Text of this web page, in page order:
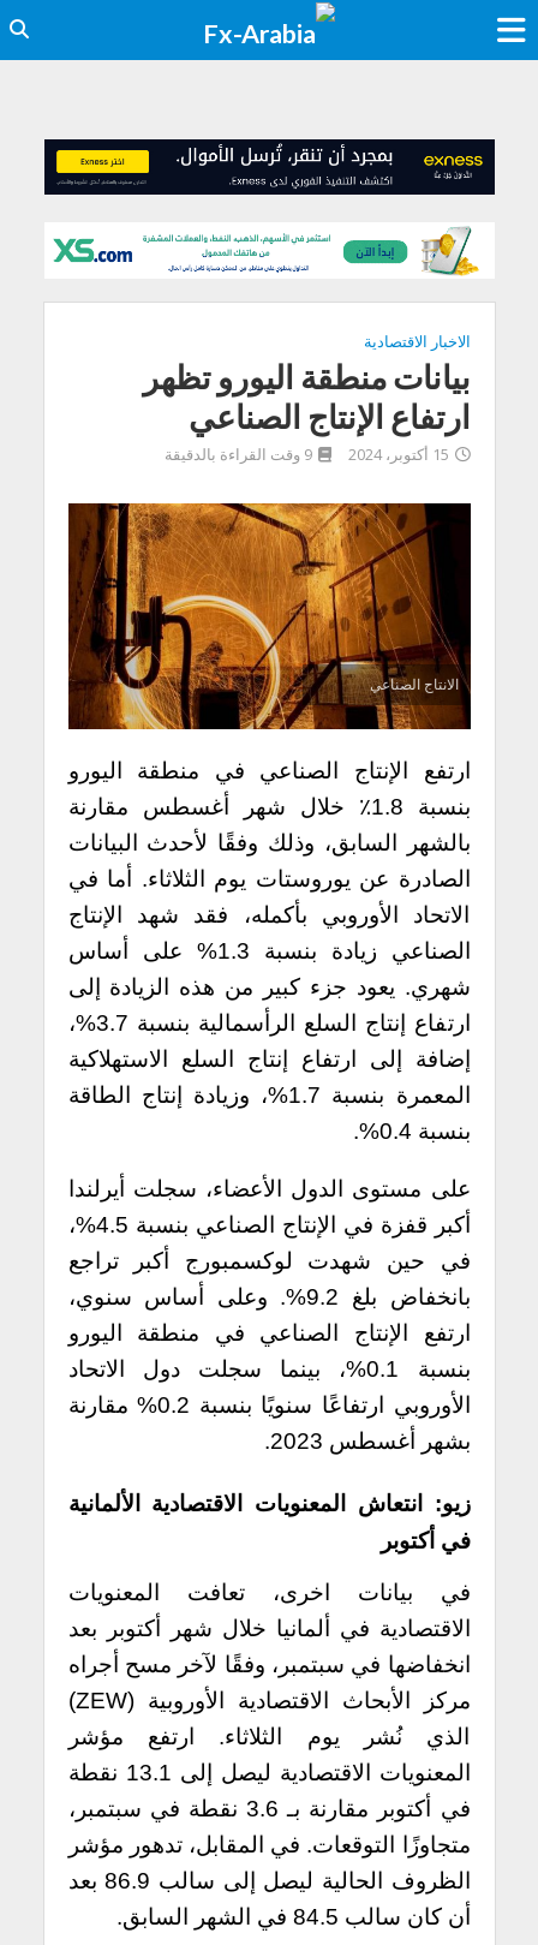
الاخبار الاقتصادية
بيانات منطقة اليورو تظهر
ارتفاع الإنتاج الصناعي
15 أكتوبر، 2024 9 وقت القراءة بالدقيقة
الانتاج الصناعي
ارتفع الإنتاج الصناعي في منطقة اليورو
بنسبة 1.8٪ خلال شهر أغسطس مقارنة
بالشهر السابق، وذلك وفقًا لأحدث البيانات
الصادرة عن يوروستات يوم الثلاثاء. أما في
الاتحاد الأوروبي بأكمله، فقد شهد الإنتاج
الصناعي زيادة بنسبة 1.3% على أساس
شهري. يعود جزء كبير من هذه الزيادة إلى
ارتفاع إنتاج السلع الرأسمالية بنسبة 3.7%،
إضافة إلى ارتفاع إنتاج السلع الاستهلاكية
المعمرة بنسبة 1.7%، وزيادة إنتاج الطاقة
بنسبة 0.4%.
على مستوى الدول الأعضاء، سجلت أيرلندا
أكبر قفزة في الإنتاج الصناعي بنسبة 4.5%،
في حين شهدت لوكسمبورج أكبر تراجع
بانخفاض بلغ 9.2%. وعلى أساس سنوي،
ارتفع الإنتاج الصناعي في منطقة اليورو
بنسبة 0.1%، بينما سجلت دول الاتحاد
الأوروبي ارتفاعًا سنويًا بنسبة 0.2% مقارنة
بشهر أغسطس 2023.
زيو: انتعاش المعنويات الاقتصادية الألمانية
في أكتوبر
في بيانات اخرى، تعافت المعنويات
الاقتصادية في ألمانيا خلال شهر أكتوبر بعد
انخفاضها في سبتمبر، وفقًا لآخر مسح أجراه
مركز الأبحاث الاقتصادية الأوروبية (ZEW)
الذي نُشر يوم الثلاثاء. ارتفع مؤشر
المعنويات الاقتصادية ليصل إلى 13.1 نقطة
في أكتوبر مقارنة بـ 3.6 نقطة في سبتمبر،
متجاوزًا التوقعات. في المقابل، تدهور مؤشر
الظروف الحالية ليصل إلى سالب 86.9 بعد
أن كان سالب 84.5 في الشهر السابق.